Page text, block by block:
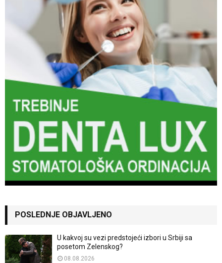
POSLEDNJE OBJAVLJENO
U kakvoj su vezi predstojeći izbori u Srbiji sa
posetom Zelenskog?
08.08.2026